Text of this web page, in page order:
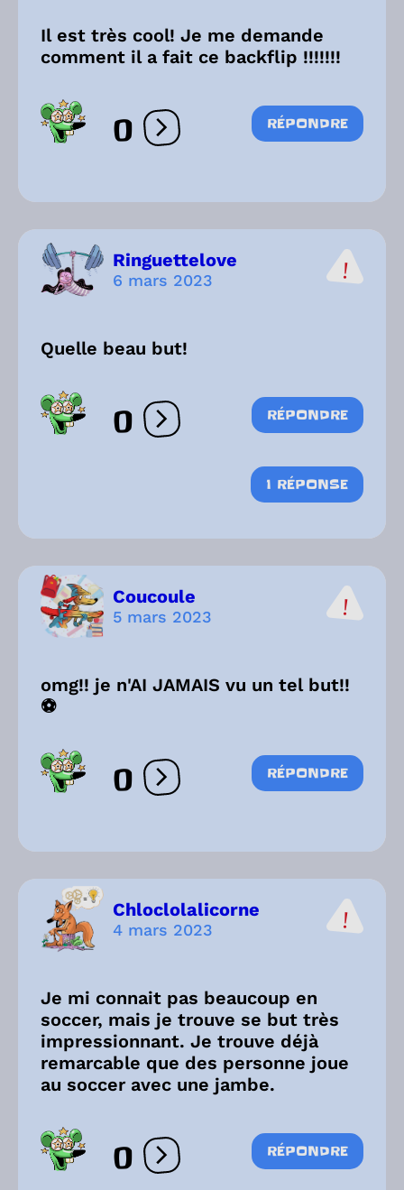
Il est très cool! Je me demande
comment il a fait ce backflip !!!!!!!
0 Ouvrir les réactions
RÉPONDRE
Ringuettelove
6 mars 2023
Quelle beau but!
0 Ouvrir les réactions
RÉPONDRE
1 RÉPONSE
Coucoule
5 mars 2023
omg!! je n'AI JAMAIS vu un tel but!!
⚽
0 Ouvrir les réactions
RÉPONDRE
Chloclolalicorne
4 mars 2023
Je mi connait pas beaucoup en
soccer, mais je trouve se but très
impressionnant. Je trouve déjà
remarcable que des personne joue
au soccer avec une jambe.
0 Ouvrir les réactions
RÉPONDRE